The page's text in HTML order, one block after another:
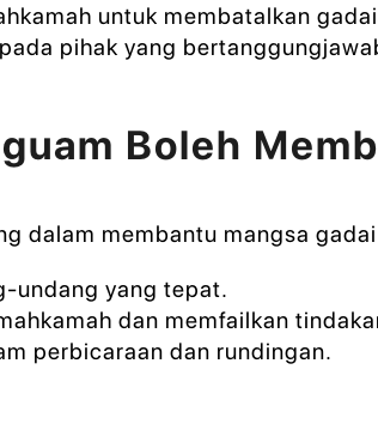
untuk membatalkan
pihak yang
Boleh
dalam membantu mangsa
undang yang tepat.
dan memfailkan
perbicaraan dan rundingan.